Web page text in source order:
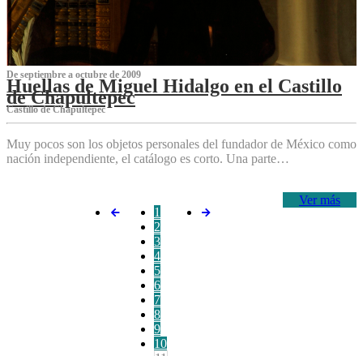
De septiembre a octubre de 2009
Huellas de Miguel Hidalgo en el Castillo
de Chapultepec
Castillo de Chapultepec
Muy pocos son los objetos personales del fundador de México como
nación independiente, el catálogo es corto. Una parte…
Ver más
1
2
3
4
5
6
7
8
9
10